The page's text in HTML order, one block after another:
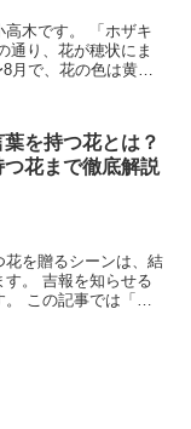
高木です。 「ホザキ
通り、花が穂状にま
月で、花の色は黄緑
葉を持つ花とは？
花まで徹底解説
花を贈るシーンは、結
。 吉報を知らせる
この記事では「吉